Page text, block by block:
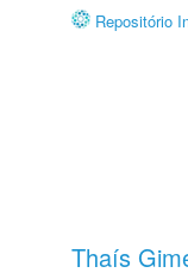
Repositório
Thaís